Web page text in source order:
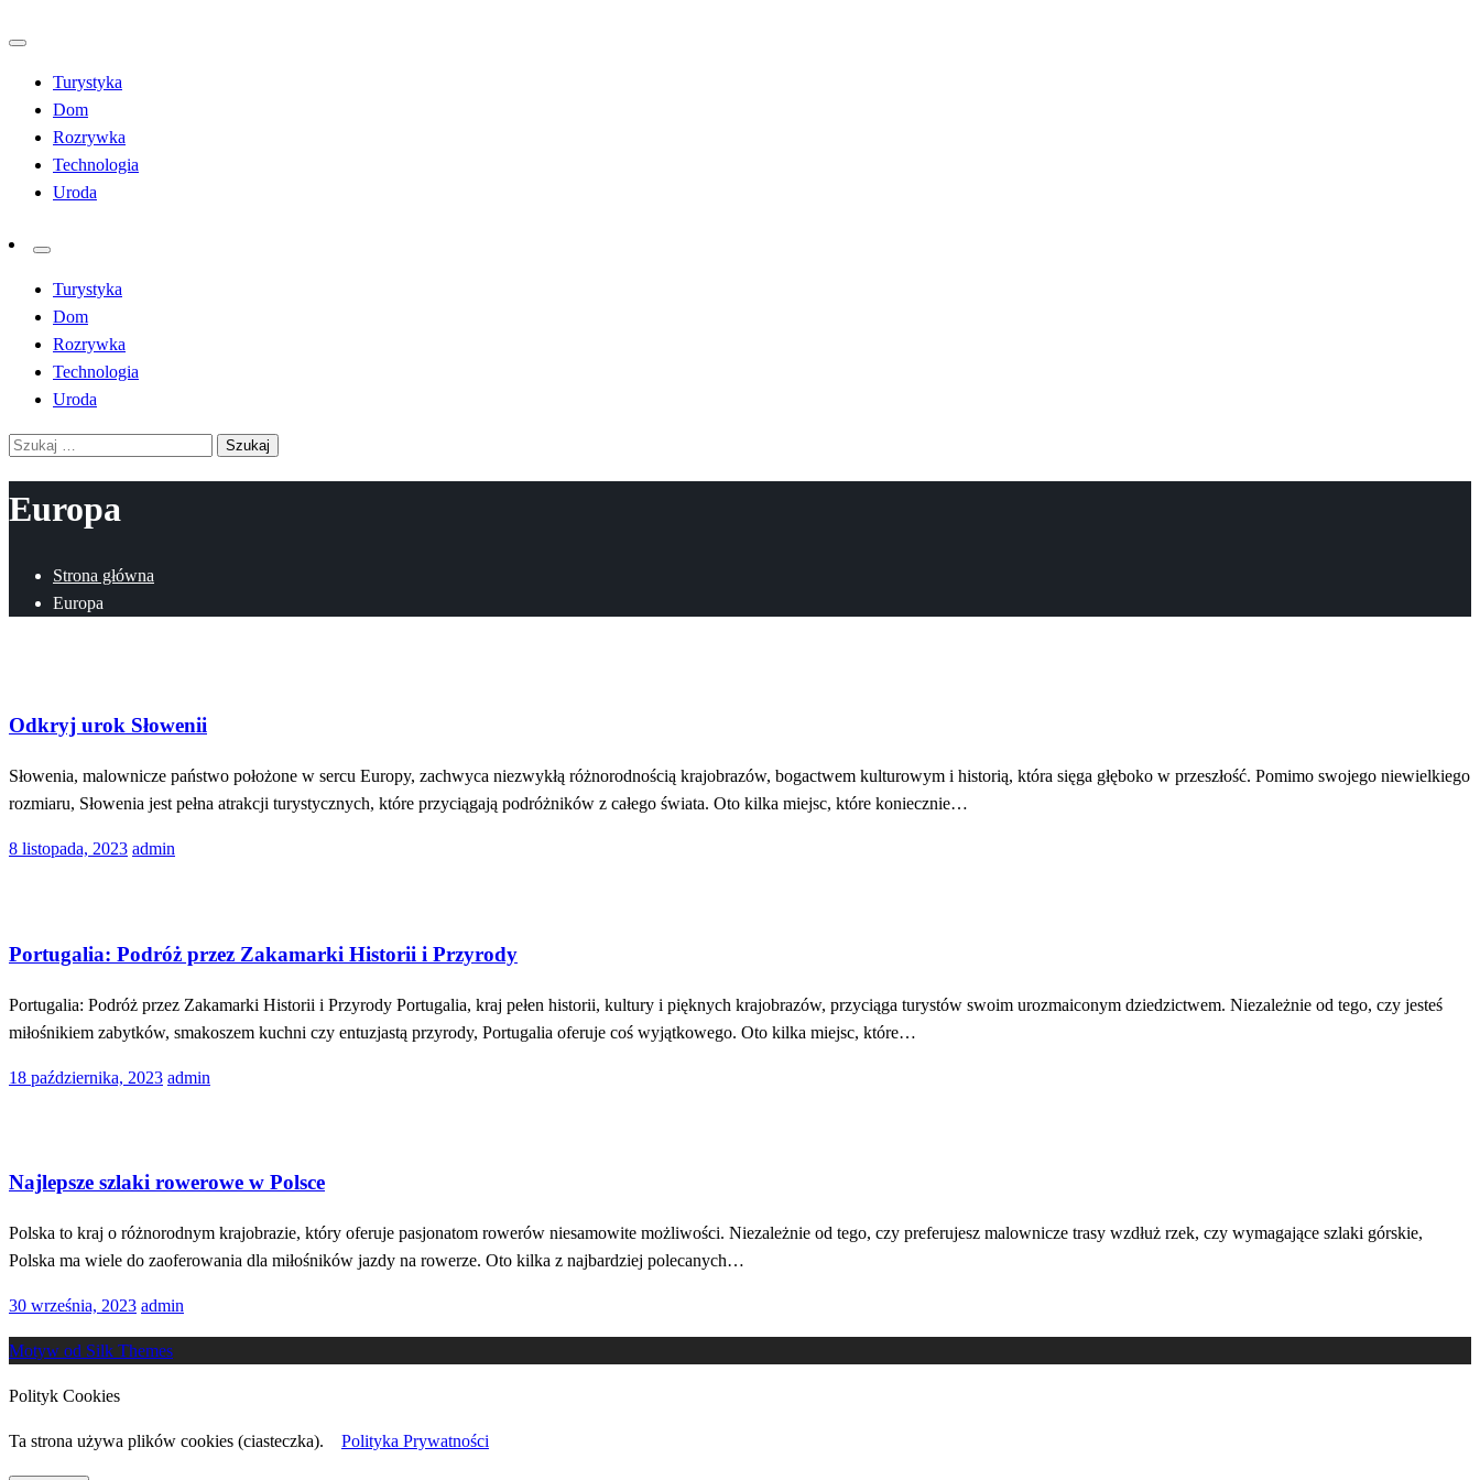
Przejdź
treści
Turystyka
Dom
Rozrywka
Technologia
Uroda
Turystyka
Dom
Rozrywka
Technologia
Uroda
Szukaj:
Europa
Strona główna
Europa
Odkryj urok Słowenii
Słowenia, malownicze państwo położone w sercu Europy, zachwyca niezwykłą różnorodnością krajobrazów, bogactwem kulturowym i historią, która sięga głęboko w przeszłość. Pomimo swojego niewielkiego
rozmiaru, Słowenia jest pełna atrakcji turystycznych, które przyciągają podróżników z całego świata. Oto kilka miejsc, które koniecznie…
Opublikowane
8 listopada, 2023 admin
Portugalia: Podróż przez Zakamarki Historii i Przyrody
Portugalia: Podróż przez Zakamarki Historii i Przyrody Portugalia, kraj pełen historii, kultury i pięknych krajobrazów, przyciąga turystów swoim urozmaiconym dziedzictwem. Niezależnie od tego, czy jesteś
miłośnikiem zabytków, smakoszem kuchni czy entuzjastą przyrody, Portugalia oferuje coś wyjątkowego. Oto kilka miejsc, które…
Opublikowane
18 października, 2023 admin
Najlepsze szlaki rowerowe w Polsce
Polska to kraj o różnorodnym krajobrazie, który oferuje pasjonatom rowerów niesamowite możliwości. Niezależnie od tego, czy preferujesz malownicze trasy wzdłuż rzek, czy wymagające szlaki górskie,
Polska ma wiele do zaoferowania dla miłośników jazdy na rowerze. Oto kilka z najbardziej polecanych…
Opublikowane
30 września, 2023 admin
Motyw od Silk Themes
Polityk Cookies
Ta strona używa plików cookies (ciasteczka). Polityka Prywatności